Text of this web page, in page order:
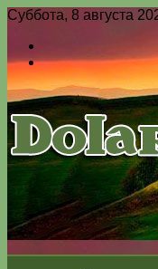
Суббота, 8 августа
Switch
skin
Меню
Switch